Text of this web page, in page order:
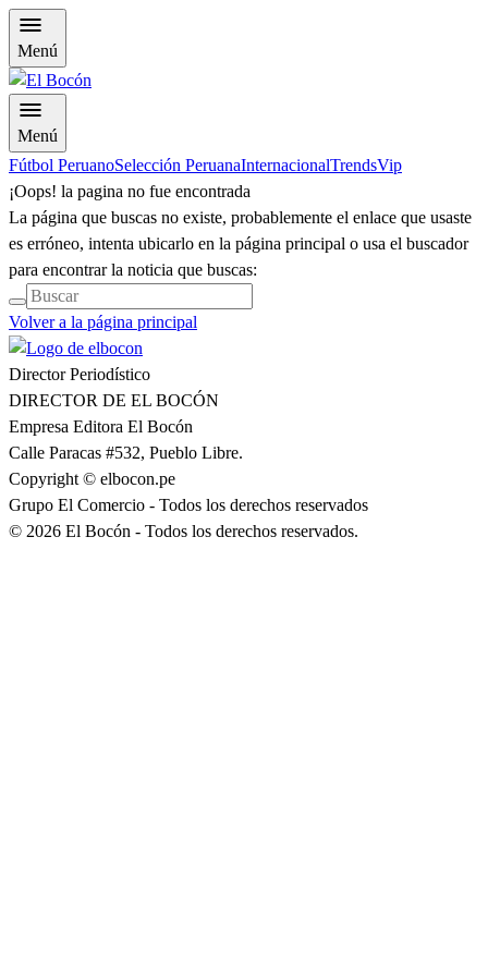
Menú
Menú
Fútbol PeruanoSelección PeruanaInternacionalTrendsVip
¡Oops! la pagina no fue encontrada
La página que buscas no existe, probablemente el enlace que usaste
es erróneo, intenta ubicarlo en la página principal o usa el buscador
para encontrar la noticia que buscas:
Volver a la página principal
Director Periodístico
DIRECTOR DE EL BOCÓN
Empresa Editora El Bocón
Calle Paracas #532, Pueblo Libre.
Copyright © elbocon.pe
Grupo El Comercio - Todos los derechos reservados
© 2026 El Bocón - Todos los derechos reservados.